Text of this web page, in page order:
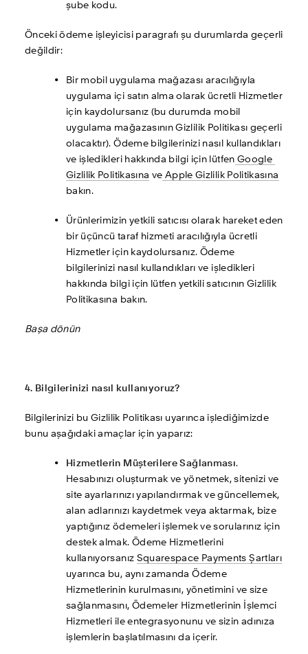
şube kodu.
Önceki ödeme işleyicisi paragrafı şu durumlarda geçerli
değildir:
Bir mobil uygulama mağazası aracılığıyla
uygulama içi satın alma olarak ücretli Hizmetler
için kaydolursanız (bu durumda mobil
uygulama mağazasının Gizlilik Politikası geçerli
olacaktır). Ödeme bilgilerinizi nasıl kullandıkları
ve işledikleri hakkında bilgi için lütfen Google
Gizlilik Politikasına ve Apple Gizlilik Politikasına
bakın.
Ürünlerimizin yetkili satıcısı olarak hareket eden
bir üçüncü taraf hizmeti aracılığıyla ücretli
Hizmetler için kaydolursanız. Ödeme
bilgilerinizi nasıl kullandıkları ve işledikleri
hakkında bilgi için lütfen yetkili satıcının Gizlilik
Politikasına bakın.
Başa dönün
4. Bilgilerinizi nasıl kullanıyoruz?
Bilgilerinizi bu Gizlilik Politikası uyarınca işlediğimizde
bunu aşağıdaki amaçlar için yaparız:
Hizmetlerin Müşterilere Sağlanması.
Hesabınızı oluşturmak ve yönetmek, sitenizi ve
site ayarlarınızı yapılandırmak ve güncellemek,
alan adlarınızı kaydetmek veya aktarmak, bize
yaptığınız ödemeleri işlemek ve sorularınız için
destek almak. Ödeme Hizmetlerini
kullanıyorsanız Squarespace Payments Şartları
uyarınca bu, aynı zamanda Ödeme
Hizmetlerinin kurulmasını, yönetimini ve size
sağlanmasını, Ödemeler Hizmetlerinin İşlemci
Hizmetleri ile entegrasyonunu ve sizin adınıza
işlemlerin başlatılmasını da içerir.